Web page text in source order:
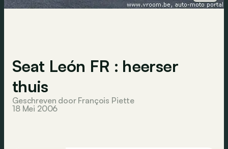
Seat León FR : heerser
thuis
Geschreven door François Piette
18 Mei 2006